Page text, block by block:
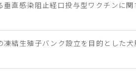
垂直感染阻止経口投与型ワクチンに関
凍結生殖子バンク設立を目的とした犬